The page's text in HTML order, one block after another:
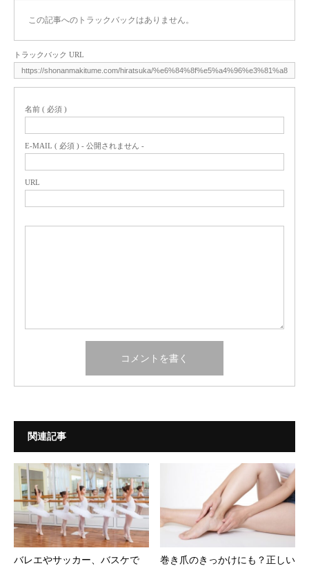
この記事へのトラックバックはありません。
トラックバック URL
名前 ( 必須 )
E-MAIL ( 必須 ) - 公開されません -
URL
関連記事
バレエやサッカー、バスケで
巻き爪のきっかけにも？正しい